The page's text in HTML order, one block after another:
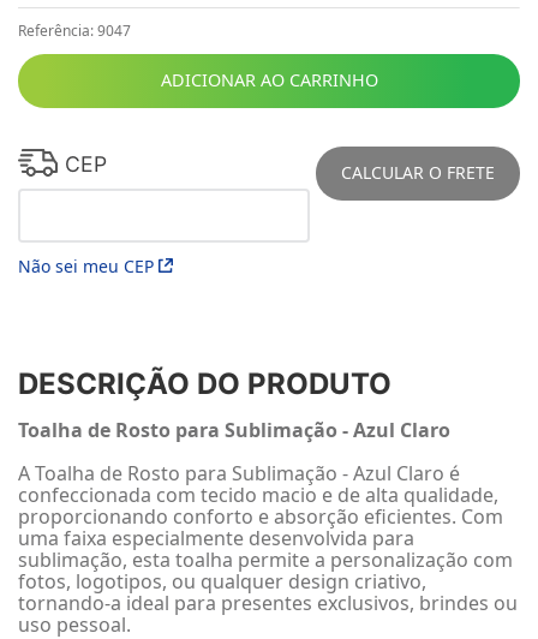
Referência:9047
ADICIONAR AO CARRINHO
CEP
Não sei meu CEP
CALCULAR O FRETE
DESCRIÇÃO DO PRODUTO
Toalha de Rosto para Sublimação - Azul Claro
A Toalha de Rosto para Sublimação - Azul Claro é
confeccionada com tecido macio e de alta qualidade,
proporcionando conforto e absorção eficientes. Com
uma faixa especialmente desenvolvida para
sublimação, esta toalha permite a personalização com
fotos, logotipos, ou qualquer design criativo,
tornando-a ideal para presentes exclusivos, brindes ou
uso pessoal.